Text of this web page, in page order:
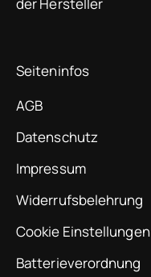
der Hersteller
Seiteninfos
AGB
Datenschutz
Impressum
Widerrufsbelehrung
Cookie Einstellungen
Batterieverordnung